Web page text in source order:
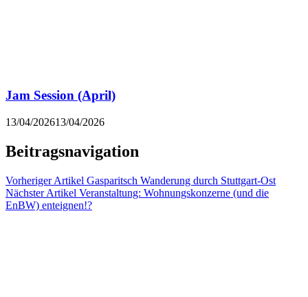
Jam Session (April)
13/04/202613/04/2026
Beitragsnavigation
Vorheriger Artikel Gasparitsch Wanderung durch Stuttgart-Ost
Nächster Artikel Veranstaltung: Wohnungskonzerne (und die
EnBW) enteignen!?